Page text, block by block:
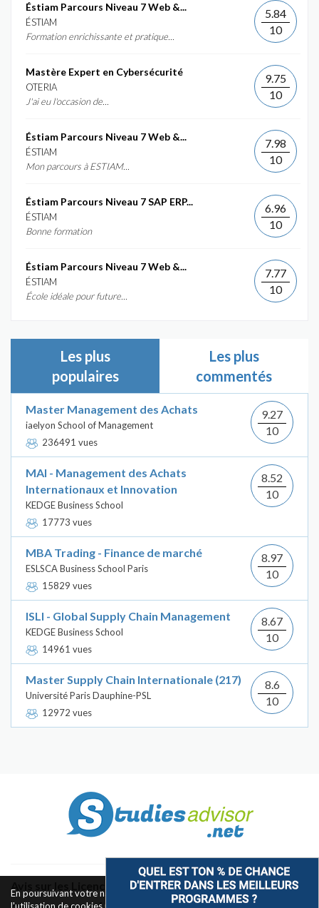
Éstiam Parcours Niveau 7 Web &...
ÉSTIAM
Formation enrichissante et pratique...
5.84
10
Mastère Expert en Cybersécurité
OTERIA
J'ai eu l'occasion de...
9.75
10
Éstiam Parcours Niveau 7 Web &...
ÉSTIAM
Mon parcours à ESTIAM...
7.98
10
Éstiam Parcours Niveau 7 SAP ERP...
ÉSTIAM
Bonne formation
6.96
10
Éstiam Parcours Niveau 7 Web &...
ÉSTIAM
École idéale pour future...
7.77
10
Les plus
populaires
Les plus
commentés
Master Management des Achats
iaelyon School of Management
236491 vues
9.27
10
MAI - Management des Achats
Internationaux et Innovation
KEDGE Business School
17773 vues
8.52
10
MBA Trading - Finance de marché
ESLSCA Business School Paris
15829 vues
8.97
10
ISLI - Global Supply Chain Management
KEDGE Business School
14961 vues
8.67
10
Master Supply Chain Internationale (217)
Université Paris Dauphine-PSL
12972 vues
8.6
10
Avis sur les Licences & Bachelors
En poursuivant votre navigation sur ce site, vous acceptez